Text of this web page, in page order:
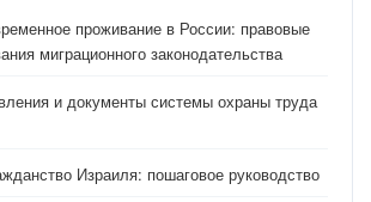
проживание в России: правовые
миграционного законодательства
и документы системы охраны труда
Израиля: пошаговое руководство